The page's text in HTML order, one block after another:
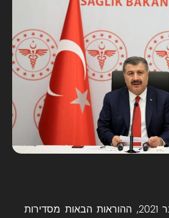
החל מ-27 בנובמבר 2021, ההוראות הבאות מסדירות